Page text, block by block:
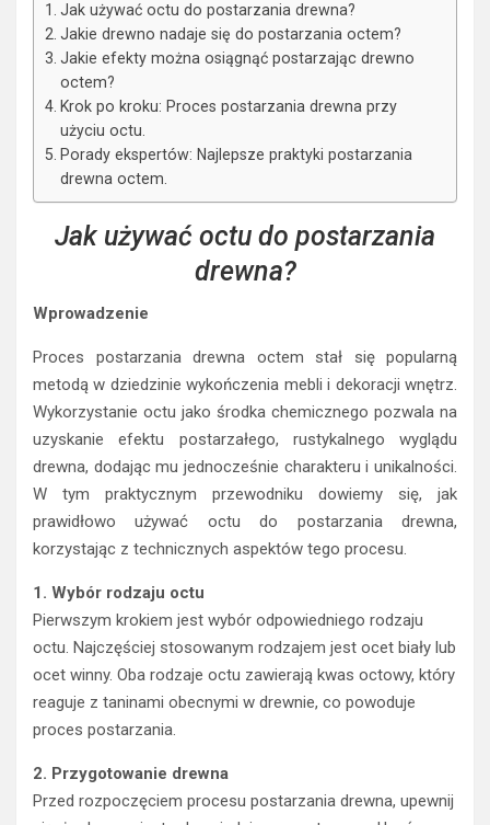
Jak używać octu do postarzania drewna?
Jakie drewno nadaje się do postarzania octem?
Jakie efekty można osiągnąć postarzając drewno
octem?
Krok po kroku: Proces postarzania drewna przy
użyciu octu.
Porady ekspertów: Najlepsze praktyki postarzania
drewna octem.
Jak używać octu do postarzania
drewna?
Wprowadzenie
Proces postarzania drewna octem stał się popularną
metodą w dziedzinie wykończenia mebli i dekoracji wnętrz.
Wykorzystanie octu jako środka chemicznego pozwala na
uzyskanie efektu postarzałego, rustykalnego wyglądu
drewna, dodając mu jednocześnie charakteru i unikalności.
W tym praktycznym przewodniku dowiemy się, jak
prawidłowo używać octu do postarzania drewna,
korzystając z technicznych aspektów tego procesu.
1. Wybór rodzaju octu
Pierwszym krokiem jest wybór odpowiedniego rodzaju
octu. Najczęściej stosowanym rodzajem jest ocet biały lub
ocet winny. Oba rodzaje octu zawierają kwas octowy, który
reaguje z taninami obecnymi w drewnie, co powoduje
proces postarzania.
2. Przygotowanie drewna
Przed rozpoczęciem procesu postarzania drewna, upewnij